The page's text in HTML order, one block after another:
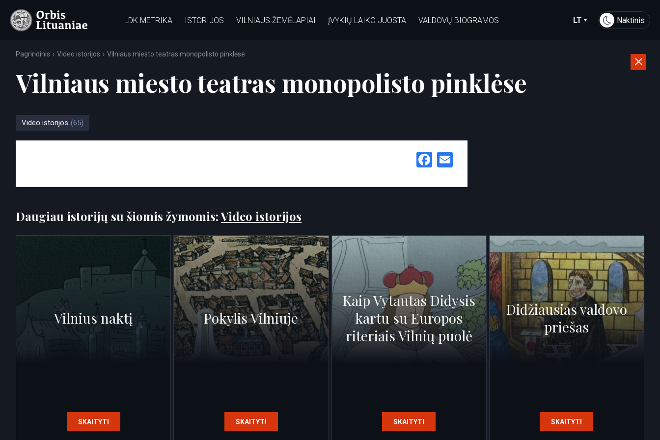
LDK METRIKA ISTORIJOS VILNIAUS ŽEMĖLAPIAI ĮVYKIŲ LAIKO JUOSTA VALDOVŲ BIOGRAMOS LT Naktinis
Pagrindinis Video istorijos Vilniaus miesto teatras monopolisto pinklėse
Vilniaus miesto teatras monopolisto pinklėse
Video istorijos (65)
Facebook
Email
Daugiau istorijų su šiomis žymomis:Video istorijos
Vilnius naktį
SKAITYTI
Pokylis Vilniuje
SKAITYTI
Kaip Vytautas Didysis
kartu su Europos
riteriais Vilnių puolė
SKAITYTI
Didžiausias valdovo
priešas
SKAITYTI